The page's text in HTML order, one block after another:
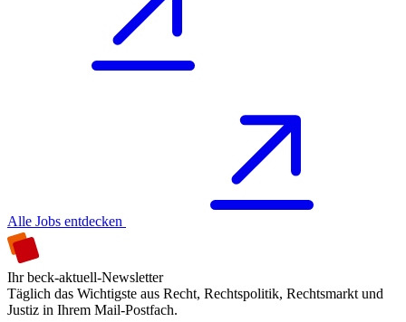
Alle Jobs entdecken
Ihr beck-aktuell-Newsletter
Täglich das Wichtigste aus Recht, Rechtspolitik, Rechtsmarkt und
Justiz in Ihrem Mail-Postfach.